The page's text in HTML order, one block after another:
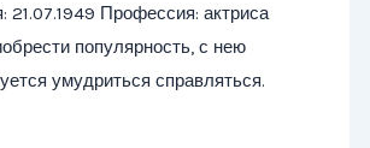
21.07.1949 Профессия: актриса
популярность, с нею
умудриться справляться.